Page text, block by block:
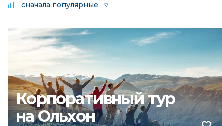
сначала популярные
Корпоративный тур
на Ольхон